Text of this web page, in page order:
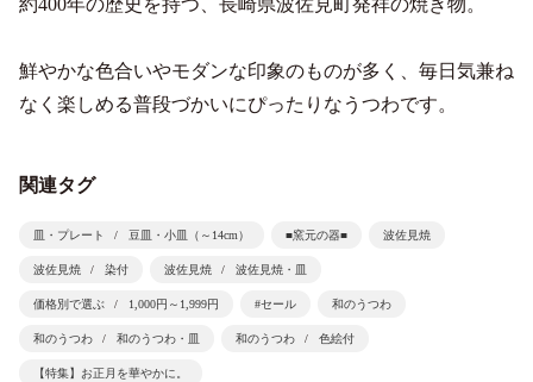
約400年の歴史を持つ、長崎県波佐見町発祥の焼き物。
鮮やかな色合いやモダンな印象のものが多く、毎日気兼ね
なく楽しめる普段づかいにぴったりなうつわです。
関連タグ
皿・プレート 豆皿・小皿（～14cm） ■窯元の器■ 波佐見焼
波佐見焼 染付 波佐見焼 波佐見焼・皿
価格別で選ぶ 1,000円～1,999円 #セール 和のうつわ
和のうつわ 和のうつわ・皿 和のうつわ 色絵付
【特集】お正月を華やかに。